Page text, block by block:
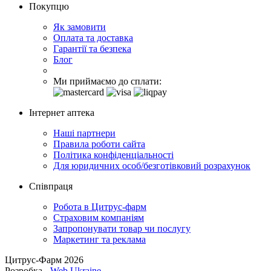
Покупцю
Як замовити
Оплата та доставка
Гарантії та безпека
Блог
Ми приймаємо до сплати:
Інтернет аптека
Наші партнери
Правила роботи сайта
Політика конфіденціальності
Для юридичних особ/безготівковий розрахунок
Співпраця
Робота в Цитрус-фарм
Страховим компаніям
Запропонувати товар чи послугу
Маркетинг та реклама
Цитрус-Фарм 2026